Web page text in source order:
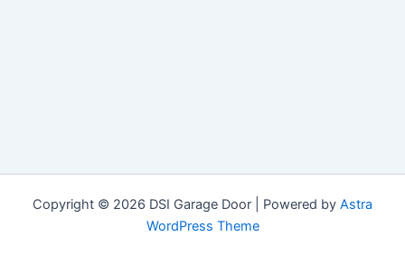
Copyright © 2026 DSI Garage Door | Powered by Astra
WordPress Theme